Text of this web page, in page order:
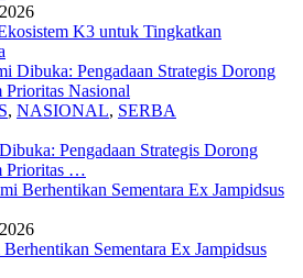
K3 untuk Tingkatkan
, NASIONAL, SERBA
Pengadaan Strategis Dorong
Prioritas …
Sementara Ex Jampidsus